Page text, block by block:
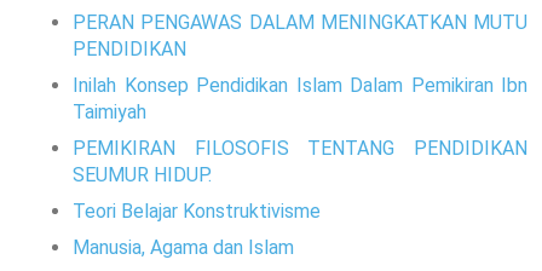
PERAN PENGAWAS DALAM MENINGKATKAN MUTU
PENDIDIKAN
Inilah Konsep Pendidikan Islam Dalam Pemikiran Ibn
Taimiyah
PEMIKIRAN FILOSOFIS TENTANG PENDIDIKAN
SEUMUR HIDUP.
Teori Belajar Konstruktivisme
Manusia, Agama dan Islam